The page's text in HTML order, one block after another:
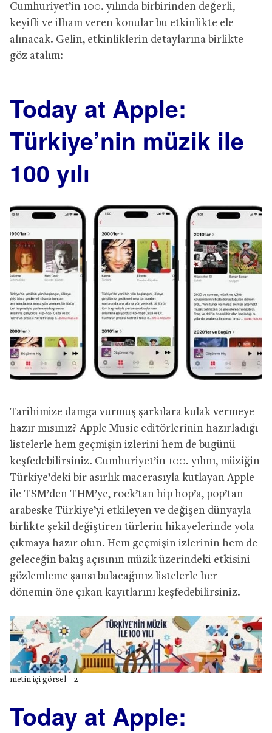
Cumhuriyet’in 100. yılında birbirinden değerli,
keyifli ve ilham veren konular bu etkinlikte ele
alınacak. Gelin, etkinliklerin detaylarına birlikte
göz atalım:
Today at Apple:
Türkiye’nin müzik ile
100 yılı
Tarihimize damga vurmuş şarkılara kulak vermeye
hazır mısınız? Apple Music editörlerinin hazırladığı
listelerle hem geçmişin izlerini hem de bugünü
keşfedebilirsiniz. Cumhuriyet’in 100. yılını, müziğin
Türkiye’deki bir asırlık macerasıyla kutlayan Apple
ile TSM’den THM’ye, rock’tan hip hop’a, pop’tan
arabeske Türkiye’yi etkileyen ve değişen dünyayla
birlikte şekil değiştiren türlerin hikayelerinde yola
çıkmaya hazır olun. Hem geçmişin izlerinin hem de
geleceğin bakış açısının müzik üzerindeki etkisini
gözlemleme şansı bulacağınız listelerle her
dönemin öne çıkan kayıtlarını keşfedebilirsiniz.
metin içi görsel – 2
Today at Apple: